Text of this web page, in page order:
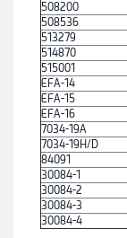
508200
508536
513279
514870
515001
EFA-14
EFA-15
EFA-16
7034-19A
7034-19H/D
84091
30084-1
30084-2
30084-3
30084-4